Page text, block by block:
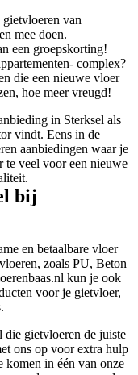
van
mee doen.
een groepskorting!
complex?
die een nieuwe vloer
hoe meer vreugd!
in Sterksel als
vindt. Eens in de
aanbiedingen waar je
te veel voor een nieuwe
bij
en betaalbare vloer
zoals PU, Beton
kun je ook
voor je gietvloer,
die gietvloeren de juiste
ons op voor extra hulp
komen in één van onze